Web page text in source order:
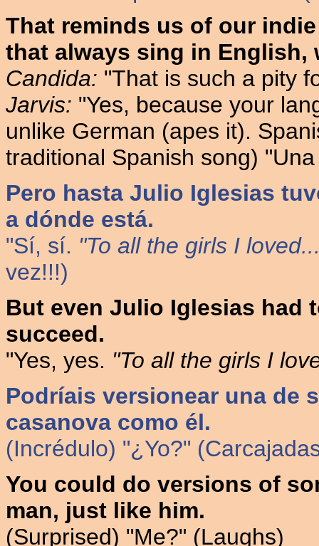
That reminds us of our
that always sing in
Candida: "That is such a pity
Jarvis: "Yes, because your
unlike German (apes it).
traditional Spanish song)
Pero hasta Julio Iglesias
a dónde está.
"Sí, sí. "To all the girls I
vez!!!)
But even Julio Iglesias had
succeed.
"Yes, yes. "To all the girls I
Podríais versionear una de
casanova como él.
(Incrédulo) "¿Yo?"
You could do versions of
man, just like him.
(Surprised) "Me?" (Laughs)